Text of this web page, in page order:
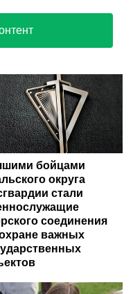
бойцами
округа
стали
соединения
важных